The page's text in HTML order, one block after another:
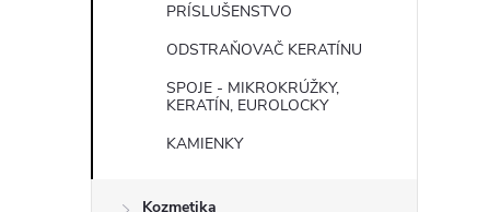
PRÍSLUŠENSTVO
ODSTRAŇOVAČ KERATÍNU
SPOJE - MIKROKRÚŽKY,
KERATÍN, EUROLOCKY
KAMIENKY
Kozmetika